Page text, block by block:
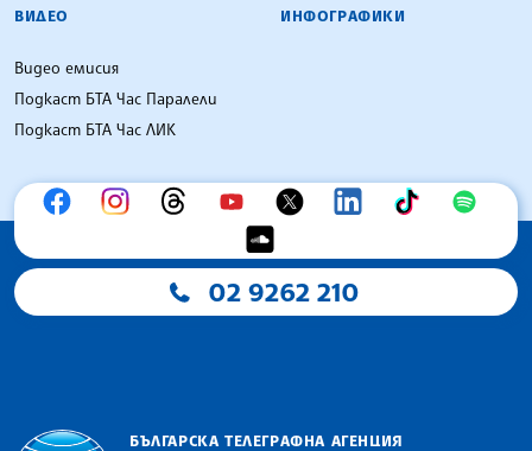
ВИДЕО
Видео емисия
Подкаст БТА Час Паралели
Подкаст БТА Час ЛИК
ИНФОГРАФИКИ
02 9262 210
БЪЛГАРСКА ТЕЛЕГРАФНА АГЕНЦИЯ